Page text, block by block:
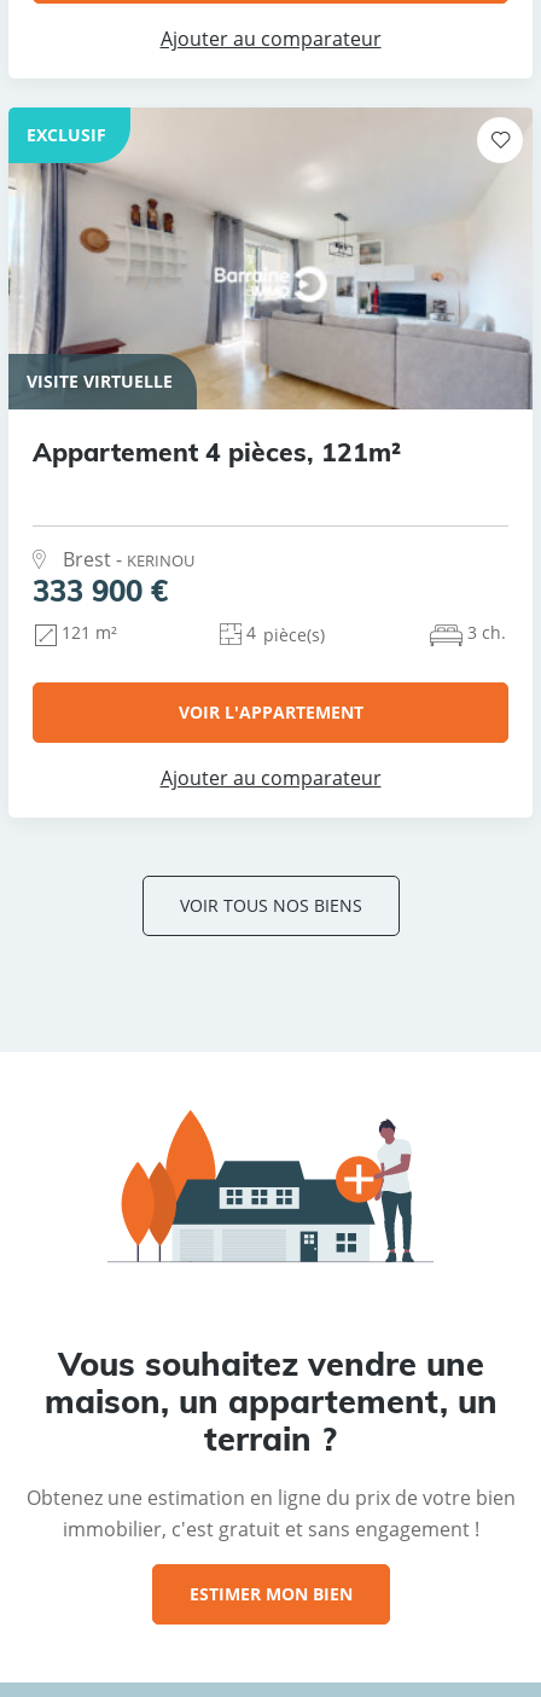
Ajouter au comparateur
EXCLUSIF
VISITE VIRTUELLE
Appartement 4 pièces, 121m²
Brest - KERINOU
333 900 €
121 m² 4 pièce(s) 3 ch.
VOIR L'APPARTEMENT
Ajouter au comparateur
VOIR TOUS NOS BIENS
Vous souhaitez vendre une
maison, un appartement, un
terrain ?
Obtenez une estimation en ligne du prix de votre bien
immobilier, c'est gratuit et sans engagement !
ESTIMER MON BIEN